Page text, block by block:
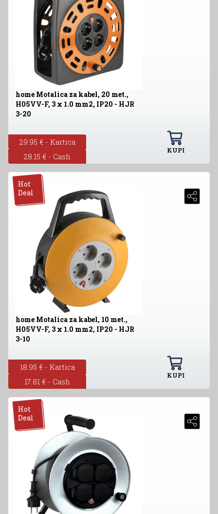
home Motalica za kabel, 20 met.,
H05VV-F, 3 x 1.0 mm2, IP20 - HJR
3-20
29.95 € - Kartica
28.15 € - Cash
KUPI
Hot
Deal
home Motalica za kabel, 10 met.,
H05VV-F, 3 x 1.0 mm2, IP20 - HJR
3-10
18.95 € - Kartica
17.81 € - Cash
KUPI
Hot
Deal